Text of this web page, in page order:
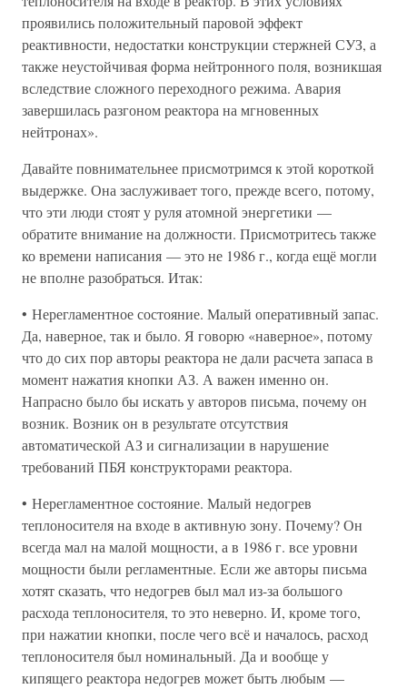
проявились положительный паровой эффект
реактивности, недостатки конструкции стержней СУЗ, а
также неустойчивая форма нейтронного поля, возникшая
вследствие сложного переходного режима. Авария
завершилась разгоном реактора на мгновенных
нейтронах».
Давайте повнимательнее присмотримся к этой короткой
выдержке. Она заслуживает того, прежде всего, потому,
что эти люди стоят у руля атомной энергетики —
обратите внимание на должности. Присмотритесь также
ко времени написания — это не 1986 г., когда ещё могли
не вполне разобраться. Итак:
• Нерегламентное состояние. Малый оперативный запас.
Да, наверное, так и было. Я говорю «наверное», потому
что до сих пор авторы реактора не дали расчета запаса в
момент нажатия кнопки АЗ. А важен именно он.
Напрасно было бы искать у авторов письма, почему он
возник. Возник он в результате отсутствия
автоматической АЗ и сигнализации в нарушение
требований ПБЯ конструкторами реактора.
• Нерегламентное состояние. Малый недогрев
теплоносителя на входе в активную зону. Почему? Он
всегда мал на малой мощности, а в 1986 г. все уровни
мощности были регламентные. Если же авторы письма
хотят сказать, что недогрев был мал из-за большого
расхода теплоносителя, то это неверно. И, кроме того,
при нажатии кнопки, после чего всё и началось, расход
теплоносителя был номинальный. Да и вообще у
кипящего реактора недогрев может быть любым —